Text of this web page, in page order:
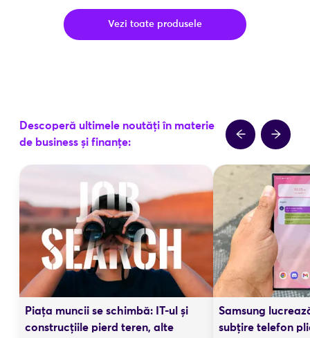
Vezi toate produsele
Descoperă ultimele noutăți în materie
de business și finanțe:
Piața muncii se schimbă: IT-ul și
construcțiile pierd teren, alte
Samsung
subțire telefon